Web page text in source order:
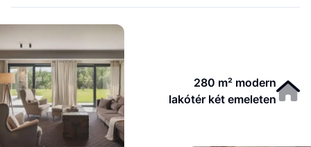
280 m² modern
lakótér két emeleten